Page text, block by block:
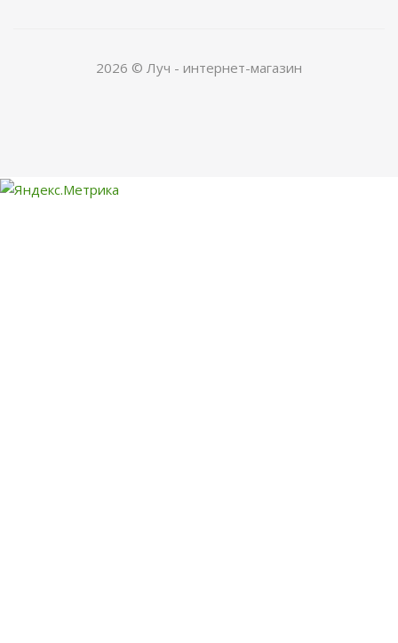
2026 © Луч - интернет-магазин